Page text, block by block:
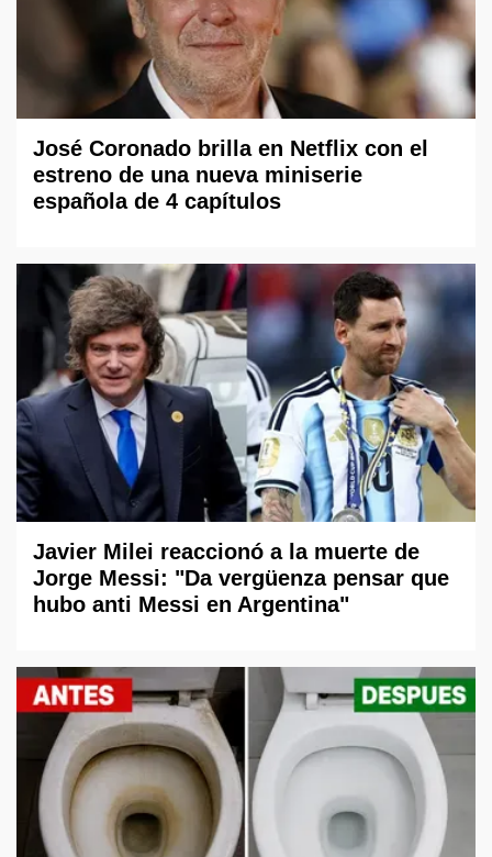
José Coronado brilla en Netflix con el
estreno de una nueva miniserie
española de 4 capítulos
Javier Milei reaccionó a la muerte de
Jorge Messi: "Da vergüenza pensar que
hubo anti Messi en Argentina"